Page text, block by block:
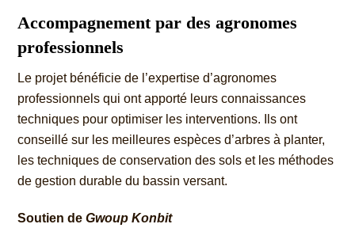
Accompagnement par des agronomes
professionnels
Le projet bénéficie de l’expertise d’agronomes
professionnels qui ont apporté leurs connaissances
techniques pour optimiser les interventions. Ils ont
conseillé sur les meilleures espèces d’arbres à planter,
les techniques de conservation des sols et les méthodes
de gestion durable du bassin versant.
Soutien deGwoup Konbit